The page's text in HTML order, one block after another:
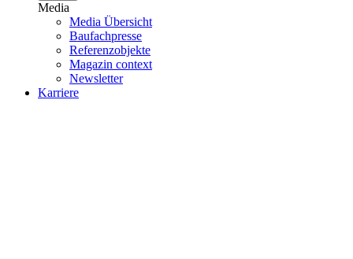
Media
Media Übersicht
Baufachpresse
Referenzobjekte
Magazin context
Newsletter
Karriere